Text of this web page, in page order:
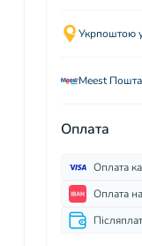
Укрпоштою у
Meest Пошта
Оплата
Оплата
Оплата